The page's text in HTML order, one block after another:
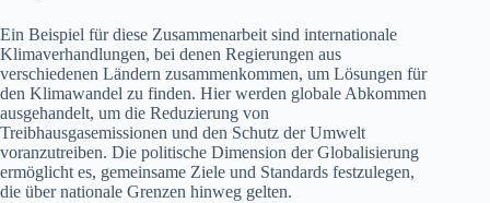
Ein Beispiel für diese Zusammenarbeit sind internationale
Klimaverhandlungen, bei denen Regierungen aus
verschiedenen Ländern zusammenkommen, um Lösungen für
den Klimawandel zu finden. Hier werden globale Abkommen
ausgehandelt, um die Reduzierung von
Treibhausgasemissionen und den Schutz der Umwelt
voranzutreiben. Die politische Dimension der Globalisierung
ermöglicht es, gemeinsame Ziele und Standards festzulegen,
die über nationale Grenzen hinweg gelten.